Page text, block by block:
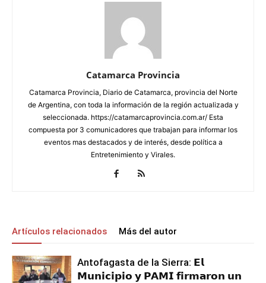
Catamarca Provincia
Catamarca Provincia, Diario de Catamarca, provincia del Norte
de Argentina, con toda la información de la región actualizada y
seleccionada. https://catamarcaprovincia.com.ar/ Esta
compuesta por 3 comunicadores que trabajan para informar los
eventos mas destacados y de interés, desde política a
Entretenimiento y Virales.
Artículos relacionados Más del autor
Antofagasta de la Sierra: 𝗘𝗹
𝗠𝘂𝗻𝗶𝗰𝗶𝗽𝗶𝗼 𝘆 𝗣𝗔𝗠𝗜 𝗳𝗶𝗿𝗺𝗮𝗿𝗼𝗻 𝘂𝗻